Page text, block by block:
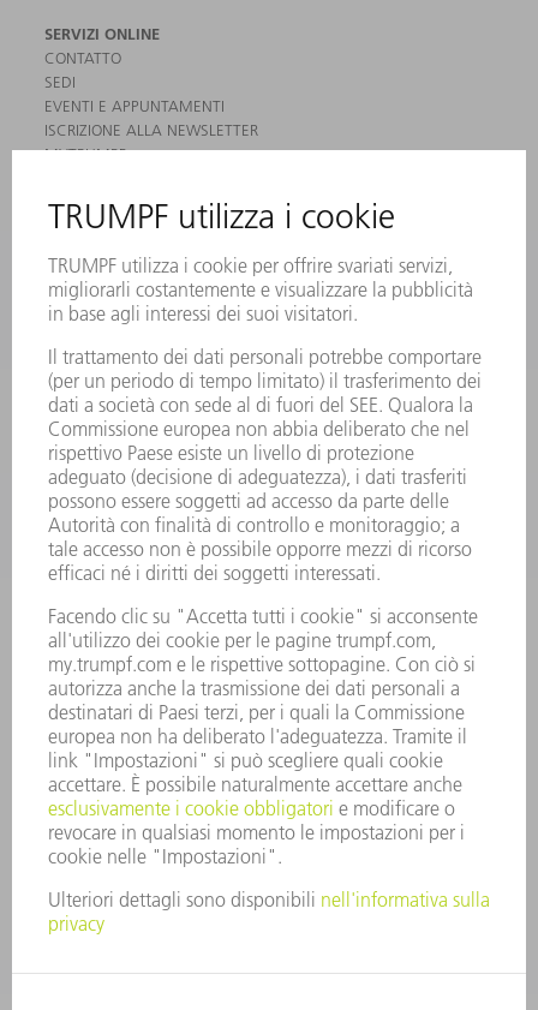
SERVIZI ONLINE
CONTATTO
SEDI
EVENTI E APPUNTAMENTI
ISCRIZIONE ALLA NEWSLETTER
MYTRUMPF
PRODOTTI
MACCHINE & SISTEMI
ELETTRONICA DI POTENZA
MACCHINE UTENSILI ELETTRICHE
SMART FACTORY
SOFTWARE
SERVICES
APPLICAZIONI
SETTORI
L'AZIENDA
CARRIERA
OFFERTE DI LAVORO
PROFILO DELL'AZIENDA
PRESIDENZA
RELAZIONE DI BILANCIO
PRINCIPI AZIENDALI
COMPLIANCE
SISTEMA DI WHISTLEBLOWING
SECURITY
COMUNICATI STAMPA
RIVISTE
SOSTENIBILITÀ
CLIMA E AMBIENTE
IMPEGNO SOCIALE E COMUNITARIO
GOVERNANCE AZIENDALE